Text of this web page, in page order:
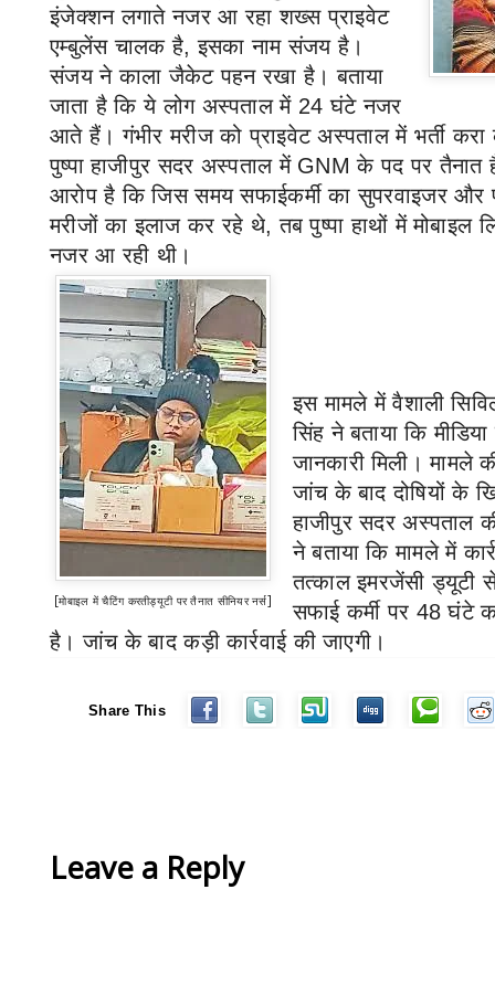
इंजेक्शन लगाते नजर आ रहा शख्स प्राइवेट
एम्बुलेंस चालक है,इसका नाम संजय है ।
संजय ने काला जैकेट पहन रखा है । बताया
जाता है कि ये लोग अस्पताल में 24घंटे नजर
आते हैं । गंभीर मरीज को प्राइवेट अस्पताल में भर्ती
पुष्पा हाजीपुर सदर अस्पताल में GNMके पद पर तैनात
आरोप है कि जिस समय सफाईकर्मी का सुपरवाइजर और
मरीजों का इलाज कर रहे थे,तब पुष्पा हाथों में मोबाइल
नजर आ रही थी।
[मोबाइल में चैटिंग करतीड्यूटी पर तैनात सीनियर नर्स]
इस मामले में वैशाली
सिंह ने बताया कि
जानकारी मिली । मामले
जांच के बाद दोषियों के
हाजीपुर सदर अस्पताल
ने बताया कि मामले में
तत्काल इमरजेंसी ड्यूटी
सफाई कर्मी पर 48घंटे
है । जांच के बाद कड़ी कार्रवाई की जाएगी ।
Share This
Leave a Reply